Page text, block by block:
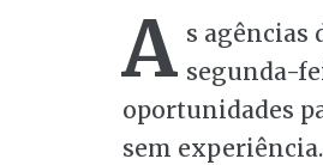
A s agências
segunda-
oportunidades
sem